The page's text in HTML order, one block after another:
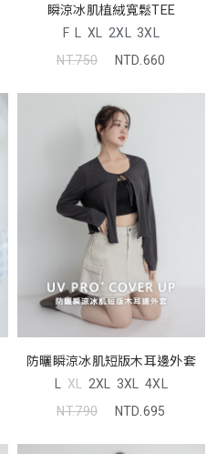
瞬涼冰肌植絨寬鬆TEE
F L XL 2XL 3XL
NT.750
NTD.660
防曬瞬涼冰肌短版木耳邊外套
L XL 2XL 3XL 4XL
NT.790
NTD.695